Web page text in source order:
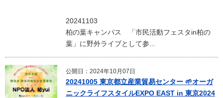
20241103
柏の葉キャンパス 「市民活動フェスタin柏の
葉」に野外ライブとして参...
公開日：2024年10月07日
20241005 東京都立産業貿易センター 🌱オーガ
ニックライフスタイルEXPO EAST in 東京2024